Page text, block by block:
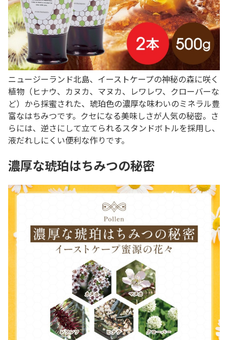
ニュージーランド北島、イーストケープの神秘の森に咲く
植物（ヒナウ、カヌカ、マヌカ、レワレワ、クローバーな
ど）から採蜜された、琥珀色の濃厚な味わいのミネラル豊
富なはちみつです。クセになる美味しさが人気の秘密。さ
らには、逆さにして立てられるスタンドボトルを採用し、
液だれしにくい便利な作りです。
濃厚な琥珀はちみつの秘密